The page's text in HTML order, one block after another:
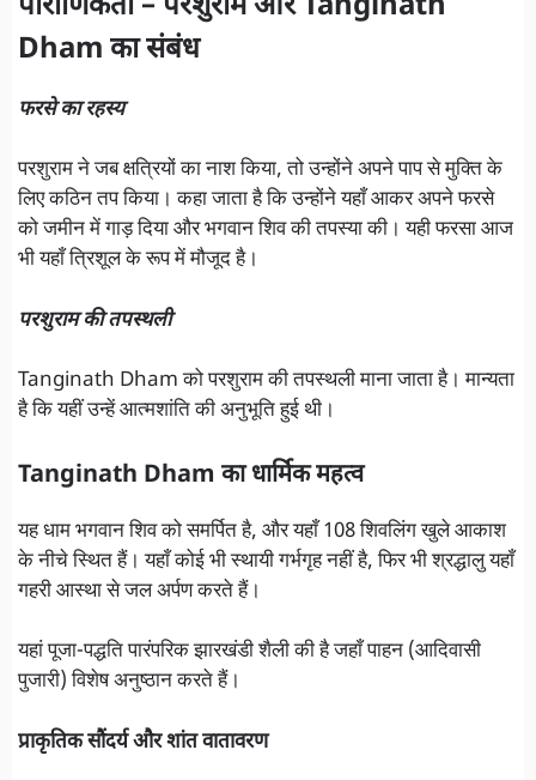
Dham का संबंध
फरसे का रहस्य
परशुराम ने जब क्षत्रियों का नाश किया, तो उन्होंने अपने पाप से मुक्ति के
लिए कठिन तप किया। कहा जाता है कि उन्होंने यहाँ आकर अपने फरसे
को जमीन में गाड़ दिया और भगवान शिव की तपस्या की। यही फरसा आज
भी यहाँ त्रिशूल के रूप में मौजूद है।
परशुराम की तपस्थली
Tanginath Dham को परशुराम की तपस्थली माना जाता है। मान्यता
है कि यहीं उन्हें आत्मशांति की अनुभूति हुई थी।
Tanginath Dham का धार्मिक महत्व
यह धाम भगवान शिव को समर्पित है, और यहाँ 108 शिवलिंग खुले आकाश
के नीचे स्थित हैं। यहाँ कोई भी स्थायी गर्भगृह नहीं है, फिर भी श्रद्धालु यहाँ
गहरी आस्था से जल अर्पण करते हैं।
यहां पूजा-पद्धति पारंपरिक झारखंडी शैली की है जहाँ पाहन (आदिवासी
पुजारी) विशेष अनुष्ठान करते हैं।
प्राकृतिक सौंदर्य और शांत वातावरण